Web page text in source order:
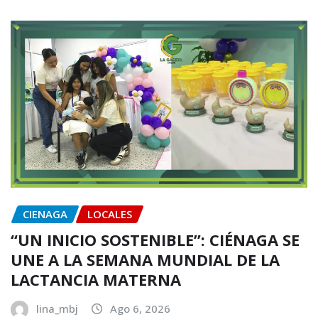
CIENAGA LOCALES
“UN INICIO SOSTENIBLE”: CIÉNAGA SE
UNE A LA SEMANA MUNDIAL DE LA
LACTANCIA MATERNA
lina_mbj Ago 6, 2026